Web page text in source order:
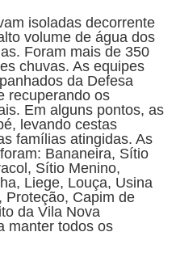
isoladas decorrente
volume de água dos
Foram mais de 350
chuvas. As equipes
da Defesa
recuperando os
Em alguns pontos, as
levando cestas
famílias atingidas. As
Bananeira, Sítio
Sítio Menino,
Liege, Louça, Usina
Proteção, Capim de
da Vila Nova
manter todos os